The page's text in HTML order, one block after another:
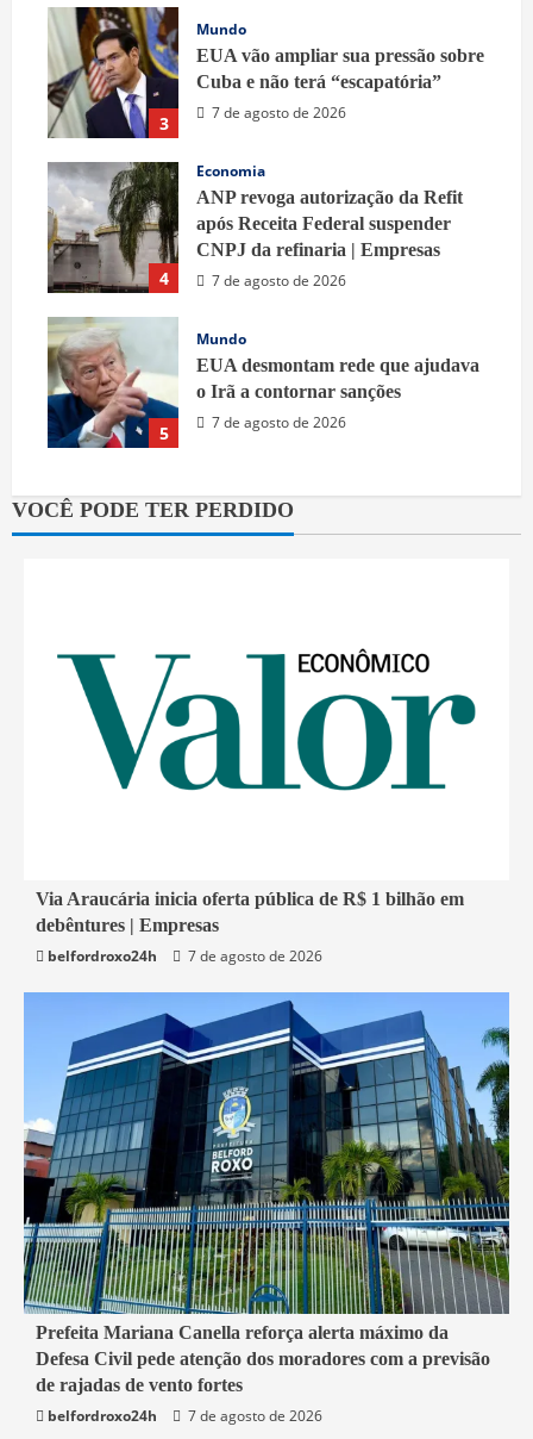
3
Mundo
EUA vão ampliar sua pressão sobre
Cuba e não terá “escapatória”
7 de agosto de 2026
4
Economia
ANP revoga autorização da Refit
após Receita Federal suspender
CNPJ da refinaria | Empresas
7 de agosto de 2026
5
Mundo
EUA desmontam rede que ajudava
o Irã a contornar sanções
7 de agosto de 2026
VOCÊ PODE TER PERDIDO
1 min read
Economia
Via Araucária inicia oferta pública de R$ 1 bilhão em
debêntures | Empresas
belfordroxo24h
7 de agosto de 2026
1 min read
Belford Roxo
Prefeita Mariana Canella reforça alerta máximo da
Defesa Civil pede atenção dos moradores com a previsão
de rajadas de vento fortes
belfordroxo24h
7 de agosto de 2026